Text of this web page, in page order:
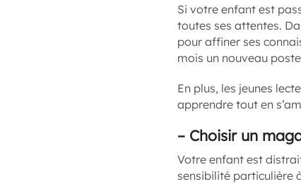
Si votre enfant est
toutes ses attentes.
pour affiner ses
mois un nouveau
En plus, les jeunes
apprendre tout en
– Choisir un
Votre enfant est
sensibilité particulière